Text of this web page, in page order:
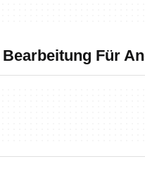
Für